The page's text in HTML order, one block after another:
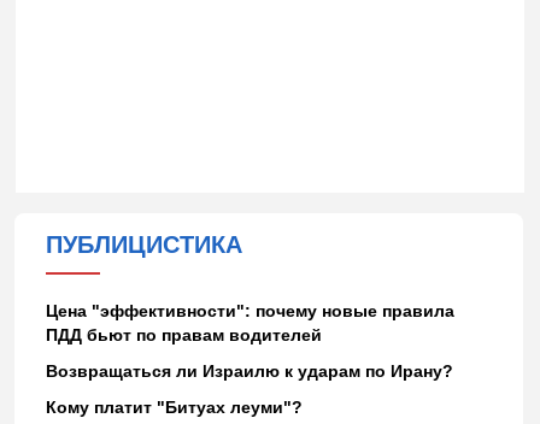
ПУБЛИЦИСТИКА
Цена "эффективности": почему новые правила
ПДД бьют по правам водителей
Возвращаться ли Израилю к ударам по Ирану?
Кому платит "Битуах леуми"?